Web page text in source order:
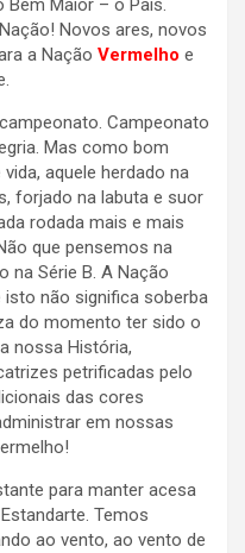
Bem Maior – o País.
Novos ares, novos
a Nação Vermelho e
Campeonato
Mas como bom
aquele herdado na
forjado na labuta e suor
rodada mais e mais
que pensemos na
na Série B. A Nação
não significa soberba
do momento ter sido o
nossa História,
petrificadas pelo
das cores
em nossas
para manter acesa
Temos
ao vento, ao vento de